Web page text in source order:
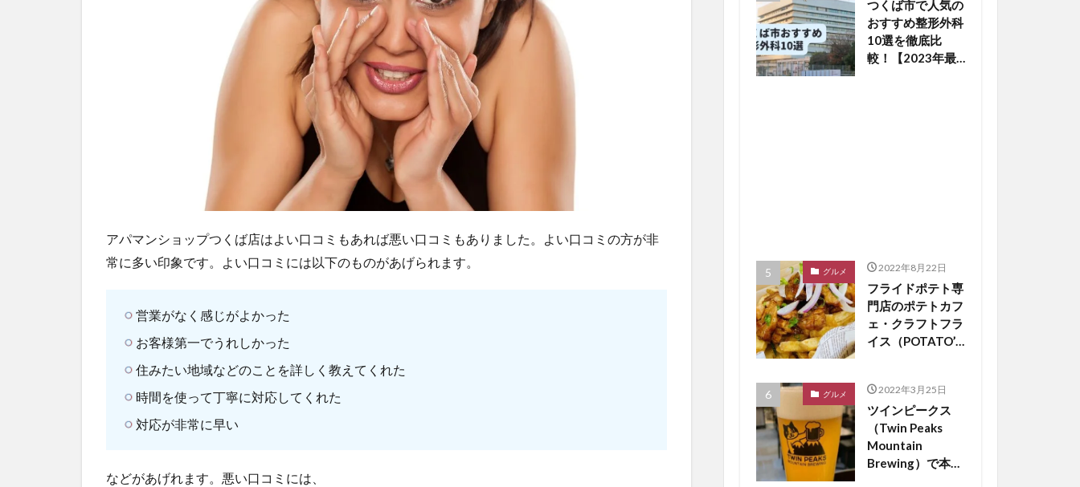
アパマンショップつくば店はよい口コミもあれば悪い口コミもありました。よい口コミの方が非
常に多い印象です。よい口コミには以下のものがあげられます。
営業がなく感じがよかった
お客様第一でうれしかった
住みたい地域などのことを詳しく教えてくれた
時間を使って丁寧に対応してくれた
対応が非常に早い
などがあげれます。悪い口コミには、
つくば市で人気の
おすすめ整形外科
10選を徹底比
較！【2023年最
グルメ 2022年8月22日
フライドポテト専
門店のポテトカフ
ェ・クラフトフラ
イス（POTATO’S
くば市松代にオー
プン【つくば開
店】
グルメ 2022年3月25日
ツインピークス
（Twin Peaks
Mountain
Brewing）で本場